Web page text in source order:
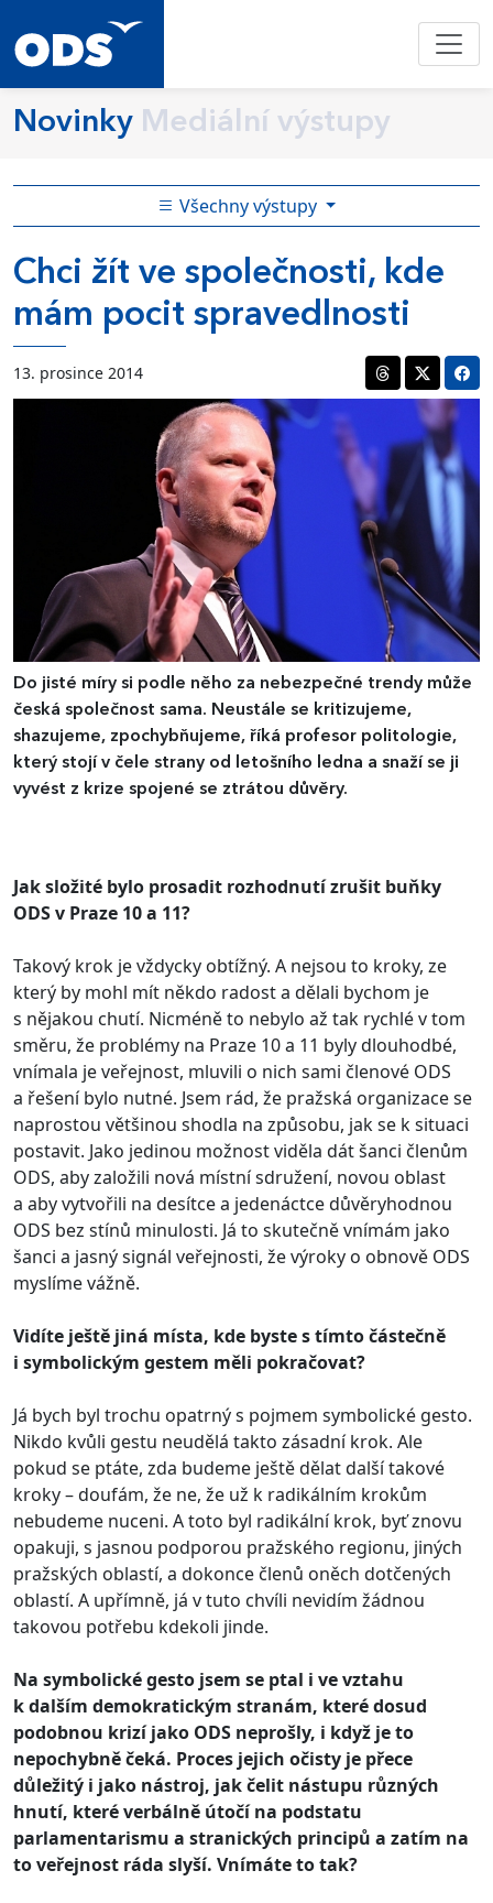
Novinky Mediální výstupy
Všechny výstupy
Chci žít ve společnosti, kde
mám pocit spravedlnosti
13. prosince 2014
Do jisté míry si podle něho za nebezpečné trendy může
česká společnost sama. Neustále se kritizujeme,
shazujeme, zpochybňujeme, říká profesor politologie,
který stojí v čele strany od letošního ledna a snaží se ji
vyvést z krize spojené se ztrátou důvěry.
Jak složité bylo prosadit rozhodnutí zrušit buňky
ODS v Praze 10 a 11?
Takový krok je vždycky obtížný. A nejsou to kroky, ze
který by mohl mít někdo radost a dělali bychom je
s nějakou chutí. Nicméně to nebylo až tak rychlé v tom
směru, že problémy na Praze 10 a 11 byly dlouhodbé,
vnímala je veřejnost, mluvili o nich sami členové ODS
a řešení bylo nutné. Jsem rád, že pražská organizace se
naprostou většinou shodla na způsobu, jak se k situaci
postavit. Jako jedinou možnost viděla dát šanci členům
ODS, aby založili nová místní sdružení, novou oblast
a aby vytvořili na desítce a jedenáctce důvěryhodnou
ODS bez stínů minulosti. Já to skutečně vnímám jako
šanci a jasný signál veřejnosti, že výroky o obnově ODS
myslíme vážně.
Vidíte ještě jiná místa, kde byste s tímto částečně
i symbolickým gestem měli pokračovat?
Já bych byl trochu opatrný s pojmem symbolické gesto.
Nikdo kvůli gestu neudělá takto zásadní krok. Ale
pokud se ptáte, zda budeme ještě dělat další takové
kroky – doufám, že ne, že už k radikálním krokům
nebudeme nuceni. A toto byl radikální krok, byť znovu
opakuji, s jasnou podporou pražského regionu, jiných
pražských oblastí, a dokonce členů oněch dotčených
oblastí. A upřímně, já v tuto chvíli nevidím žádnou
takovou potřebu kdekoli jinde.
Na symbolické gesto jsem se ptal i ve vztahu
k dalším demokratickým stranám, které dosud
podobnou krizí jako ODS neprošly, i když je to
nepochybně čeká. Proces jejich očisty je přece
důležitý i jako nástroj, jak čelit nástupu různých
hnutí, které verbálně útočí na podstatu
parlamentarismu a stranických principů a zatím na
to veřejnost ráda slyší. Vnímáte to tak?